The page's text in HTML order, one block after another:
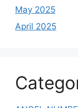
May 2025
April 2025